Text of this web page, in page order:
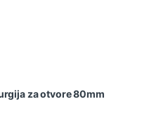
za otvore 80mm